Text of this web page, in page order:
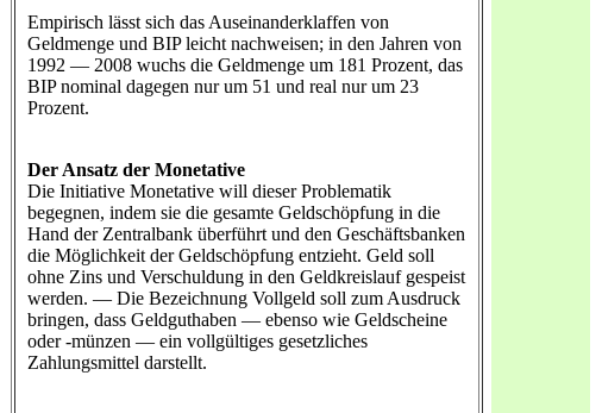
Empirisch lässt sich das Auseinanderklaffen von
Geldmenge und BIP leicht nachweisen; in den Jahren von
1992 — 2008 wuchs die Geldmenge um 181 Prozent, das
BIP nominal dagegen nur um 51 und real nur um 23
Prozent.
Der Ansatz der Monetative
Die Initiative Monetative will dieser Problematik
begegnen, indem sie die gesamte Geldschöpfung in die
Hand der Zentralbank überführt und den Geschäftsbanken
die Möglichkeit der Geldschöpfung entzieht. Geld soll
ohne Zins und Verschuldung in den Geldkreislauf gespeist
werden. — Die Bezeichnung Vollgeld soll zum Ausdruck
bringen, dass Geldguthaben — ebenso wie Geldscheine
oder -münzen — ein vollgültiges gesetzliches
Zahlungsmittel darstellt.